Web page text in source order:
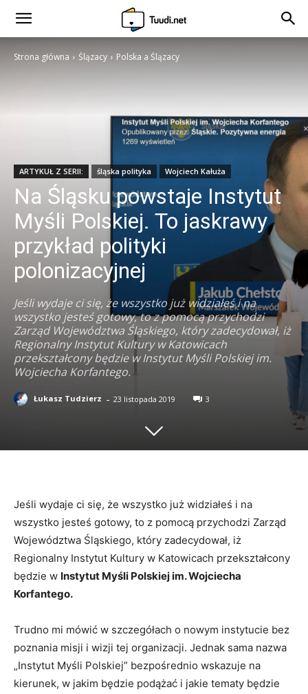
Strona główna Ślązacy Polska a Ślązacy
ARTYKUŁ Z SERII: śląska polityka Wojciech Kałuża
Na Śląsku powstaje Instytut
Myśli Polskiej. To jaskrawy
przykład polityki
polonizacyjnej
Jeśli wydaje ci się, że wszystko już widziałeś i na
wszystko jesteś gotowy, to z pomocą przychodzi
Zarząd Województwa Śląskiego, który zadecydował, iż
Regionalny Instytut Kultury w Katowicach
przekształcony będzie w Instytut Myśli Polskiej im.
Wojciecha Korfantego.
Łukasz Tudzierz - 23 listopada 2019 3
Jeśli wydaje ci się, że wszystko już widziałeś i na
wszystko jesteś gotowy, to z pomocą przychodzi Zarząd
Województwa Śląskiego, który zadecydował, iż
Regionalny Instytut Kultury w Katowicach przekształcony
będzie w Instytut Myśli Polskiej im. Wojciecha
Korfantego.
Trudno mi mówić w szczegółach o nowym instytucie bez
poznania misji i wizji tej organizacji. Jednak sama nazwa
„Instytut Myśli Polskiej” bezpośrednio wskazuje na
kierunek, w jakim będzie podążać i jakie tematy będzie